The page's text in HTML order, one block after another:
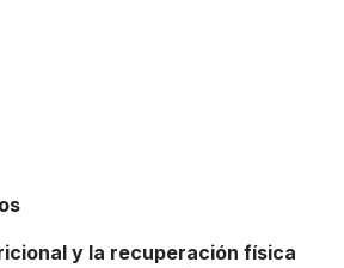
y la recuperación física